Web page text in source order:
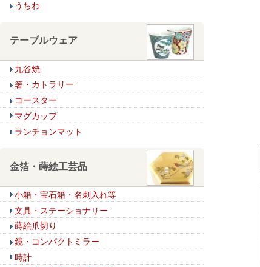
うちわ
テーブルウェア
九谷焼
箸・カトラリー
コースター
マグカップ
ランチョンマット
金箔・蒔絵工芸品
小箱・宝石箱・名刺入れ等
文具・ステーショナリー
蒔絵爪切り
鏡・コンパクトミラー
時計